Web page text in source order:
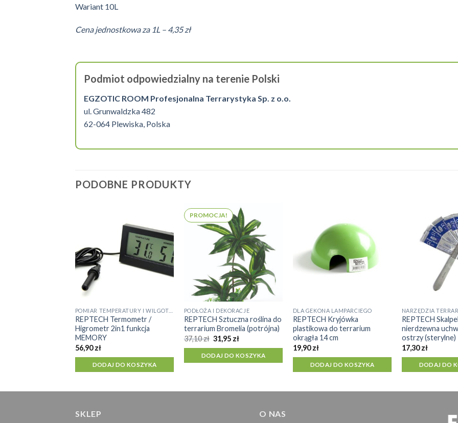
Wariant 10L
Cena jednostkowa za 1L – 4,35 zł
Podmiot odpowiedzialny na terenie Polski
EGZOTIC ROOM Profesjonalna Terrarystyka Sp. z o.o.
ul. Grunwaldzka 482
62-064 Plewiska, Polska
PODOBNE PRODUKTY
REPTECH Termometr /
Higrometr 2in1 funkcja
MEMORY
56,90zł
DODAJ DO KOSZYKA
PROMOCJA!
PODŁOŻA I DEKORACJE
REPTECH Sztuczna roślina do
terrarium Bromelia (potrójna)
37,10zł Pierwotna
cena
wynosiła:
37,10 zł.
31,95 złAktualna
wynosi:
31,95 zł.
DODAJ DO KOSZYKA
DLA GEKONA LAMPARCIEGO
REPTECH Kryjówka
plastikowa do terrarium
okrągła 14 cm
19,90zł
DODAJ DO KOSZYKA
NARZĘDZIA
REPTECH
nierdzewna
ostrzy (sterylne)
17,30zł
DODAJ DO
SKLEP O NAS